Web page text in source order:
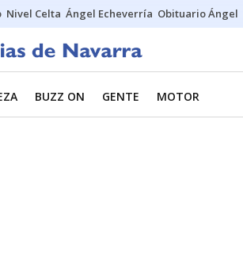
Nivel Celta Ángel Echeverría Obituario Ángel
BUZZ ON GENTE MOTOR